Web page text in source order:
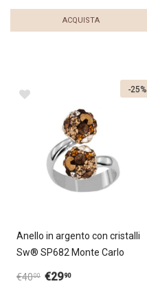
ACQUISTA
Anello in argento con cristalli
Sw® SP682 Monte Carlo
€4000 €2990
-25%